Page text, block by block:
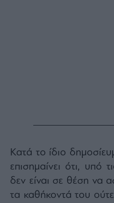
Newsletter
mononews.gr
Κατά το ίδιο
επισημαίνει ότι, υπό
δεν είναι σε θέση να
τα καθήκοντά του